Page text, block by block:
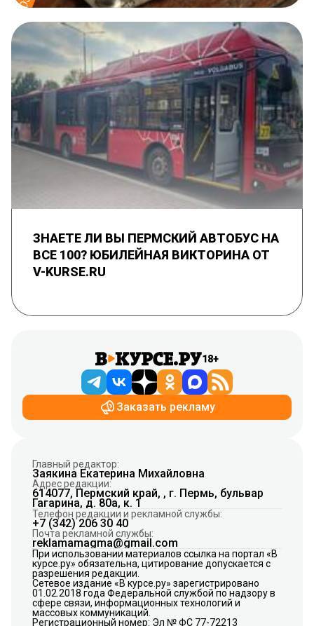
ЗНАЕТЕ ЛИ ВЫ ПЕРМСКИЙ АВТОБУС НА
ВСЕ 100? ЮБИЛЕЙНАЯ ВИКТОРИНА ОТ
V-KURSE.RU
18+
Заказать рекламу
Главный редактор:
Заякина Екатерина Михайловна
Адрес редакции:
614077, Пермский край, , г. Пермь, бульвар
Гагарина, д. 80а, к. 1
Телефон редакции и рекламной службы:
+7 (342) 206 30 40
Почта рекламной службы:
reklamamagma@gmail.com
При использовании материалов ссылка на портал «В
курсе.ру» обязательна, цитирование допускается с
разрешения редакции.
Сетевое издание «В курсе.ру» зарегистрировано
01.02.2018 года Федеральной службой по надзору в
сфере связи, информационных технологий и
массовых коммуникаций.
Регистрационный номер: Эл № ФС 77-72213